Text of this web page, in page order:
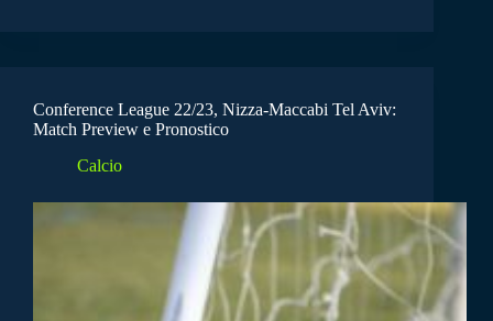
Conference League 22/23, Nizza-Maccabi Tel Aviv:
Match Preview e Pronostico
Calcio